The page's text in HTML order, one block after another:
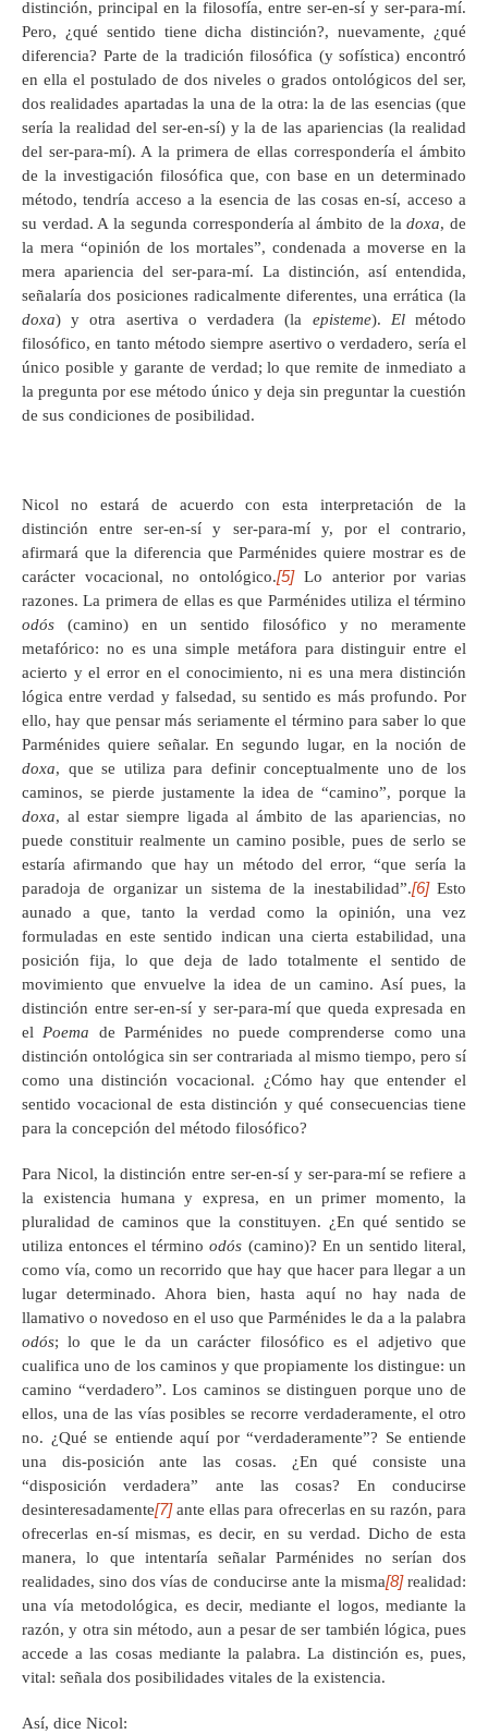
distinción, principal en la filosofía, entre ser-en-sí y ser-para-mí.
Pero, ¿qué sentido tiene dicha distinción?, nuevamente, ¿qué
diferencia? Parte de la tradición filosófica (y sofística) encontró
en ella el postulado de dos niveles o grados ontológicos del ser,
dos realidades apartadas la una de la otra: la de las esencias (que
sería la realidad del ser-en-sí) y la de las apariencias (la realidad
del ser-para-mí). A la primera de ellas correspondería el ámbito
de la investigación filosófica que, con base en un determinado
método, tendría acceso a la esencia de las cosas en-sí, acceso a
su verdad. A la segunda correspondería al ámbito de ladoxa, de
la mera “opinión de los mortales”, condenada a moverse en la
mera apariencia del ser-para-mí. La distinción, así entendida,
señalaría dos posiciones radicalmente diferentes, una errática (la
doxa) y otra asertiva o verdadera (la episteme). Elmétodo
filosófico, en tanto método siempre asertivo o verdadero, sería el
único posible y garante de verdad; lo que remite de inmediato a
la pregunta por ese método único y deja sin preguntar la cuestión
de sus condiciones de posibilidad.
Nicol no estará de acuerdo con esta interpretación de la
distinción entre ser-en-sí y ser-para-mí y, por el contrario,
afirmará que la diferencia que Parménides quiere mostrar es de
carácter vocacional, no ontológico.[5]Lo anterior por varias
razones. La primera de ellas es que Parménides utiliza el término
odós (camino) en un sentido filosófico y no meramente
metafórico: no es una simple metáfora para distinguir entre el
acierto y el error en el conocimiento, ni es una mera distinción
lógica entre verdad y falsedad, su sentido es más profundo. Por
ello, hay que pensar más seriamente el término para saber lo que
Parménides quiere señalar. En segundo lugar, en la noción de
doxa, que se utiliza para definir conceptualmente uno de los
caminos, se pierde justamente la idea de “camino”, porque la
doxa, al estar siempre ligada al ámbito de las apariencias, no
puede constituir realmente un camino posible, pues de serlo se
estaría afirmando que hay un método del error, “que sería la
paradoja de organizar un sistema de la inestabilidad”.[6]Esto
aunado a que, tanto la verdad como la opinión, una vez
formuladas en este sentido indican una cierta estabilidad, una
posición fija, lo que deja de lado totalmente el sentido de
movimiento que envuelve la idea de un camino. Así pues, la
distinción entre ser-en-sí y ser-para-mí que queda expresada en
elPoema de Parménides no puede comprenderse como una
distinción ontológica sin ser contrariada al mismo tiempo, pero sí
como una distinción vocacional. ¿Cómo hay que entender el
sentido vocacional de esta distinción y qué consecuencias tiene
para la concepción del método filosófico?
Para Nicol, la distinción entre ser-en-sí y ser-para-mí se refiere a
la existencia humana y expresa, en un primer momento, la
pluralidad de caminos que la constituyen. ¿En qué sentido se
utiliza entonces el términoodós (camino)? En un sentido literal,
como vía, como un recorrido que hay que hacer para llegar a un
lugar determinado. Ahora bien, hasta aquí no hay nada de
llamativo o novedoso en el uso que Parménides le da a la palabra
odós; lo que le da un carácter filosófico es el adjetivo que
cualifica uno de los caminos y que propiamente los distingue: un
camino “verdadero”. Los caminos se distinguen porque uno de
ellos, una de las vías posibles se recorre verdaderamente, el otro
no. ¿Qué se entiende aquí por “verdaderamente”? Se entiende
una dis-posición ante las cosas. ¿En qué consiste una
“disposición verdadera” ante las cosas? En conducirse
desinteresadamente[7]ante ellas para ofrecerlas en su razón, para
ofrecerlas en-sí mismas, es decir, en su verdad. Dicho de esta
manera, lo que intentaría señalar Parménides no serían dos
realidades, sino dos vías de conducirse ante la misma[8]realidad:
una vía metodológica, es decir, mediante el logos, mediante la
razón, y otra sin método, aun a pesar de ser también lógica, pues
accede a las cosas mediante la palabra. La distinción es, pues,
vital: señala dos posibilidades vitales de la existencia.
Así, dice Nicol: